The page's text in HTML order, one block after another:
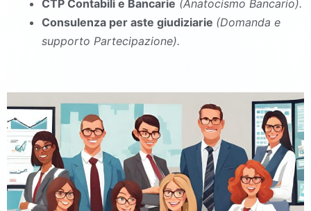
CTP Contabili e Bancarie (Anatocismo Bancario).
Consulenza per aste giudiziarie (Domanda e
supporto Partecipazione).